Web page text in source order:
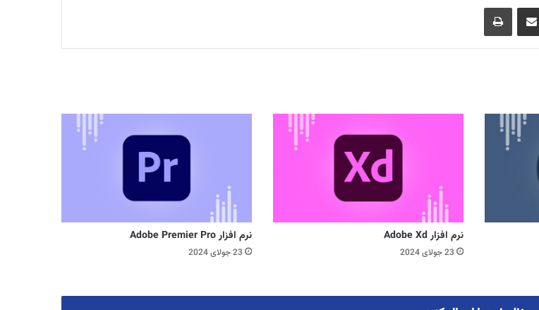
اشتراک گذاری از طریق ایمیل
نرم افزار Adobe Xd
23 جولای 2024
نرم افزار Adobe Premier Pro
23 جولای 2024